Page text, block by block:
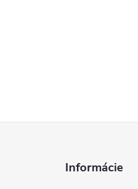
Informácie